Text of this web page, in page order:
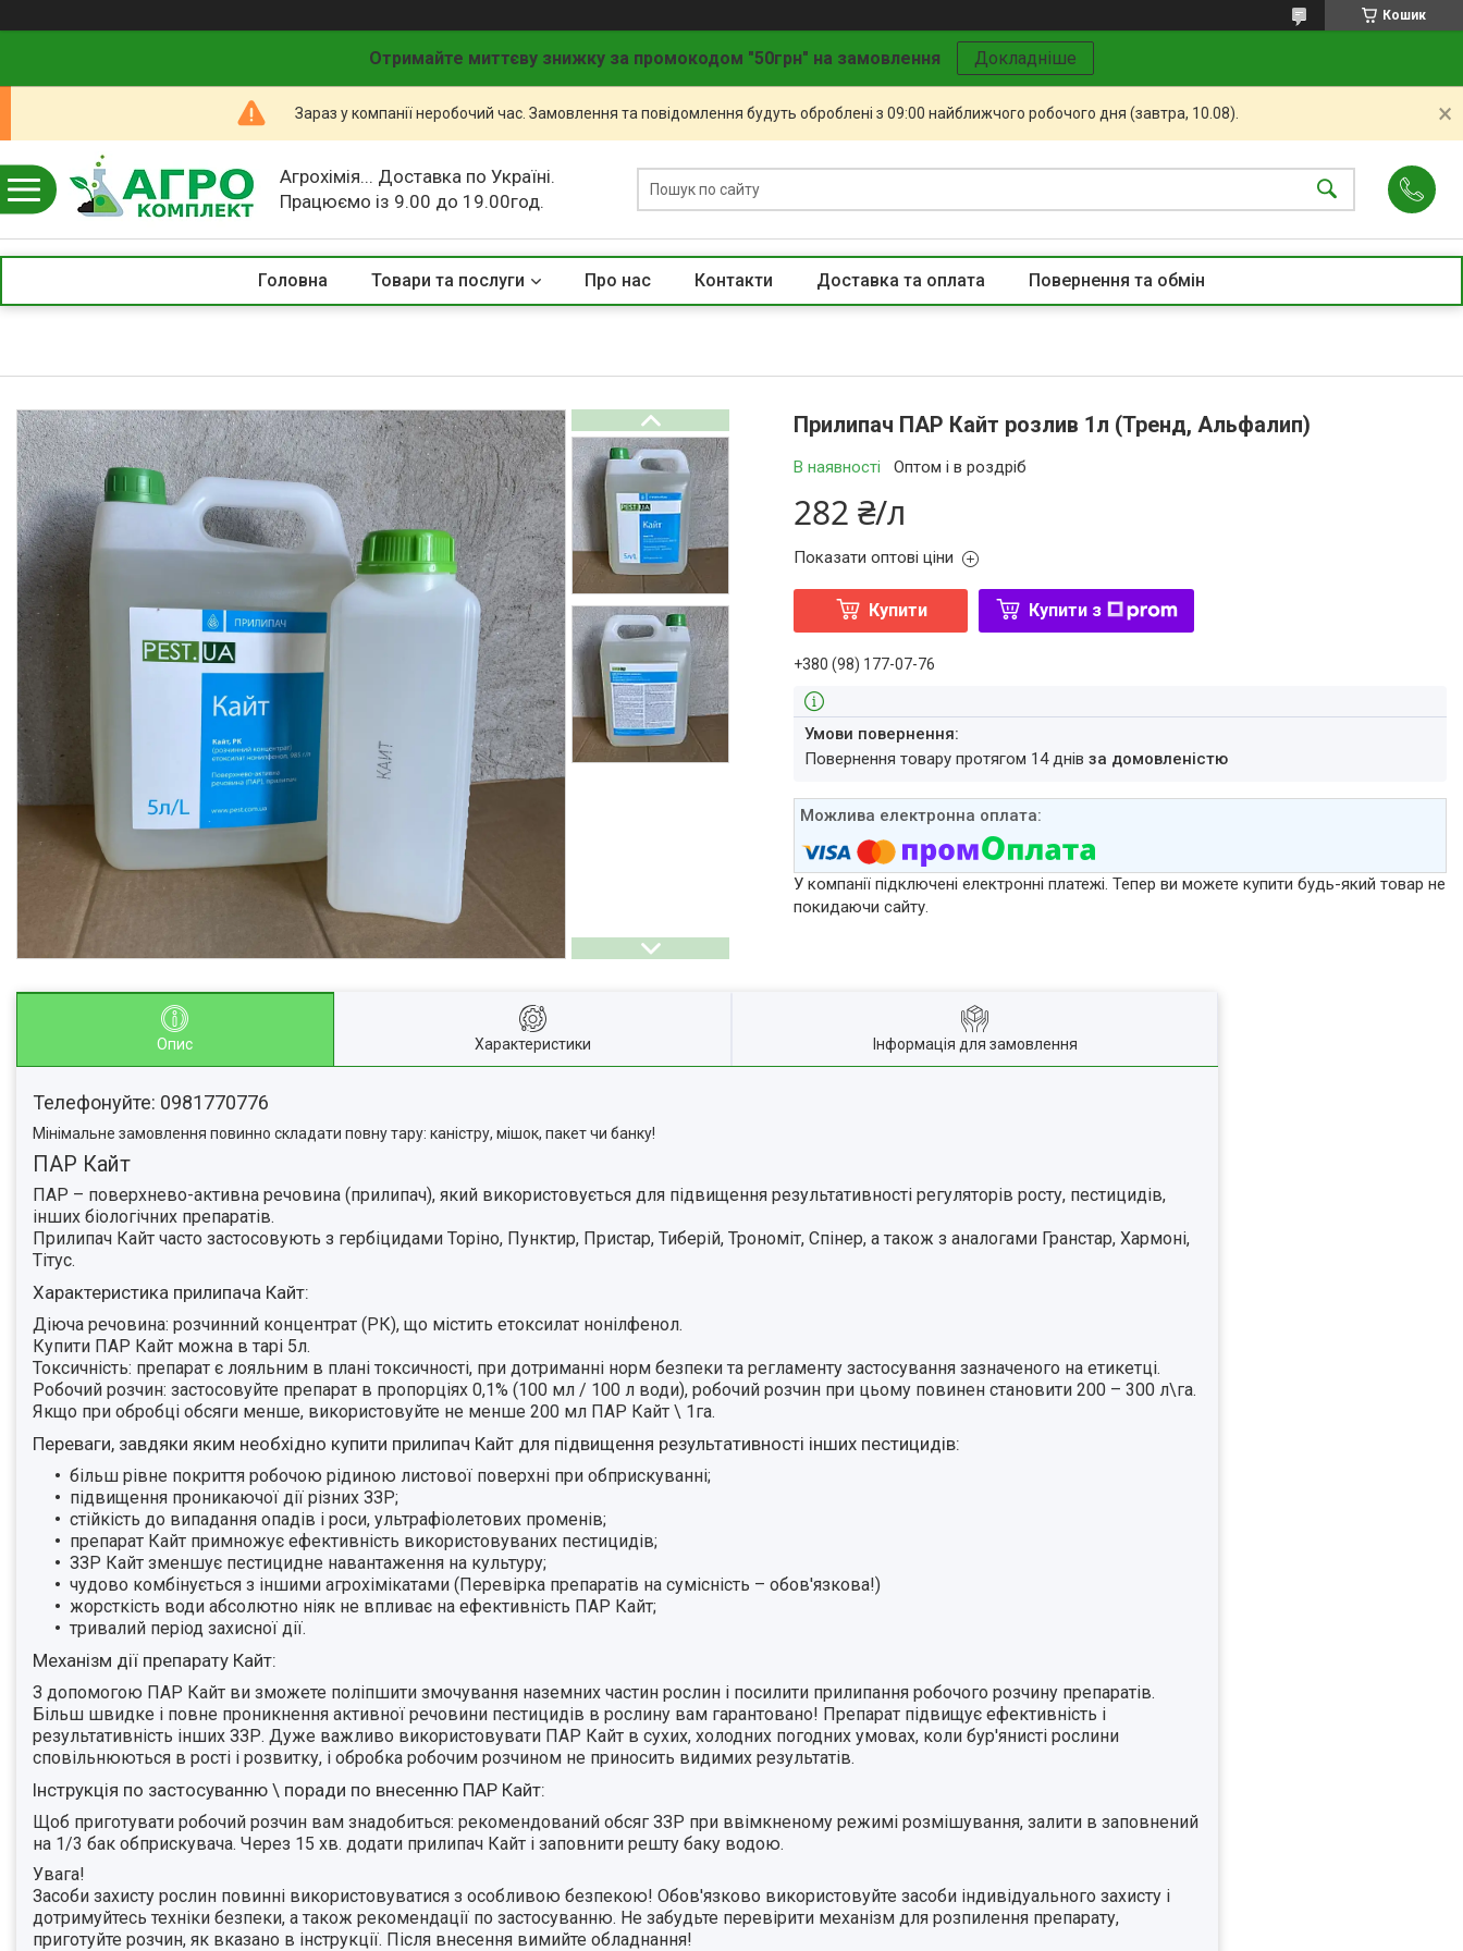
Кошик
Отримайте миттєву знижку за промокодом "50грн" на замовлення Докладніше
Зараз у компанії неробочий час. Замовлення та повідомлення будуть оброблені з 09:00 найближчого робочого дня (завтра, 10.08).
Агрохімія... Доставка по Україні.
Працюємо із 9.00 до 19.00год.
Головна Товари та послуги Про нас Контакти Доставка та оплата Повернення та обмін
Прилипач ПАР Кайт розлив 1л (Тренд, Альфалип)
В наявності Оптом і в роздріб
282 ₴/л
Показати оптові ціни
Купити Купити з
+380 (98) 177-07-76
повернення товару протягом 14 днівза домовленістю
У компанії підключені електронні платежі. Тепер ви можете купити будь-який товар не
покидаючи сайту.
Опис Характеристики Інформація для замовлення
Телефонуйте: 0981770776
Мінімальне замовлення повинно складати повну тару: каністру, мішок, пакет чи банку!
ПАР Кайт
ПАР – поверхнево-активна речовина (прилипач), який використовується для підвищення результативності регуляторів росту, пестицидів,
інших біологічних препаратів.
Прилипач Кайт часто застосовують з гербіцидами Торіно, Пунктир, Пристар, Тиберій, Трономіт, Спінер, а також з аналогами Гранстар, Хармоні,
Тітус.
Характеристика прилипача Кайт:
Діюча речовина: розчинний концентрат (РК), що містить етоксилат нонілфенол.
Купити ПАР Кайт можна в тарі 5л.
Токсичність: препарат є лояльним в плані токсичності, при дотриманні норм безпеки та регламенту застосування зазначеного на етикетці.
Робочий розчин: застосовуйте препарат в пропорціях 0,1% (100 мл / 100 л води), робочий розчин при цьому повинен становити 200 – 300 л\га.
Якщо при обробці обсяги менше, використовуйте не менше 200 мл ПАР Кайт \ 1га.
Переваги, завдяки яким необхідно купити прилипач Кайт для підвищення результативності інших пестицидів:
більш рівне покриття робочою рідиною листової поверхні при обприскуванні;
підвищення проникаючої дії різних ЗЗР;
стійкість до випадання опадів і роси, ультрафіолетових променів;
препарат Кайт примножує ефективність використовуваних пестицидів;
ЗЗР Кайт зменшує пестицидне навантаження на культуру;
чудово комбінується з іншими агрохімікатами (Перевірка препаратів на сумісність – обов'язкова!)
жорсткість води абсолютно ніяк не впливає на ефективність ПАР Кайт;
тривалий період захисної дії.
Механізм дії препарату Кайт:
З допомогою ПАР Кайт ви зможете поліпшити змочування наземних частин рослин і посилити прилипання робочого розчину препаратів.
Більш швидке і повне проникнення активної речовини пестицидів в рослину вам гарантовано! Препарат підвищує ефективність і
результативність інших ЗЗР. Дуже важливо використовувати ПАР Кайт в сухих, холодних погодних умовах, коли бур'янисті рослини
сповільнюються в рості і розвитку, і обробка робочим розчином не приносить видимих результатів.
Інструкція по застосуванню \ поради по внесенню ПАР Кайт:
Щоб приготувати робочий розчин вам знадобиться: рекомендований обсяг ЗЗР при ввімкненому режимі розмішування, залити в заповнений
на 1/3 бак обприскувача. Через 15 хв. додати прилипач Кайт і заповнити решту баку водою.
Увага!
Засоби захисту рослин повинні використовуватися з особливою безпекою! Обов'язково використовуйте засоби індивідуального захисту і
дотримуйтесь техніки безпеки, а також рекомендації по застосуванню. Не забудьте перевірити механізм для розпилення препарату,
приготуйте розчин, як вказано в інструкції. Після внесення вимийте обладнання!